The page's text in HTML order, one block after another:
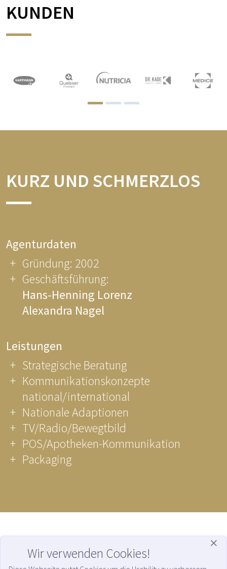
KUNDEN
KURZ UND SCHMERZLOS
Agenturdaten
Gründung: 2002
Geschäftsführung:
Hans-Henning Lorenz
Alexandra Nagel
Leistungen
Strategische Beratung
Kommunikationskonzepte
national/international
Nationale Adaptionen
TV/Radio/Bewegtbild
POS/Apotheken-Kommunikation
Packaging
Gaußstraße 126 | D-22765 Hamburg | Fon +49 (0)40 9999 66 345
Wir verwenden Cookies!